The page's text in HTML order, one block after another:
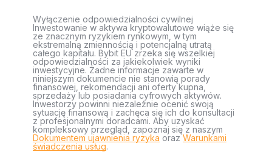
Wyłączenie odpowiedzialności cywilnej
Inwestowanie w aktywa kryptowalutowe wiąże się
ze znacznym ryzykiem rynkowym, w tym
ekstremalną zmiennością i potencjalną utratą
całego kapitału. Bybit EU zrzeka się wszelkiej
odpowiedzialności za jakiekolwiek wyniki
inwestycyjne. Żadne informacje zawarte w
niniejszym dokumencie nie stanowią porady
finansowej, rekomendacji ani oferty kupna,
sprzedaży lub posiadania cyfrowych aktywów.
Inwestorzy powinni niezależnie ocenić swoją
sytuację finansową i zachęca się ich do konsultacji
z profesjonalnymi doradcami. Aby uzyskać
kompleksowy przegląd, zapoznaj się z naszym
Dokumentem ujawnienia ryzyka orazWarunkami
świadczenia usług.